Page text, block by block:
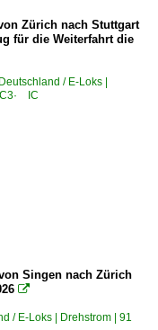
'Mopsgesicht'
Zürich nach Stuttgart
für die Weiterfahrt die
Deutschland / E-Loks |
IC
Singen nach Zürich

/ E-Loks | Drehstrom | 91